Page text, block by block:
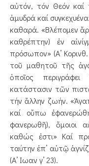
αὐτόν, τόν Θεόν καί
ἀμυδρά καί
καθαρά. «Βλέπομεν
καθρέπτην) ἐν
πρόσωπον» (Α’ Κορινθ.
τοῦ μαθητοῦ τῆς
ὁποῖος
κατάστασιν τῶν
τήν ἄλλην ζωήν.
καί οὔπω
φανερωθῆ), ὅμοιοι
καθώς ἐστι» Καί
ταύτην ἐπ’ αὐτῷ
(Α’ Ιωαν γ’ 23).